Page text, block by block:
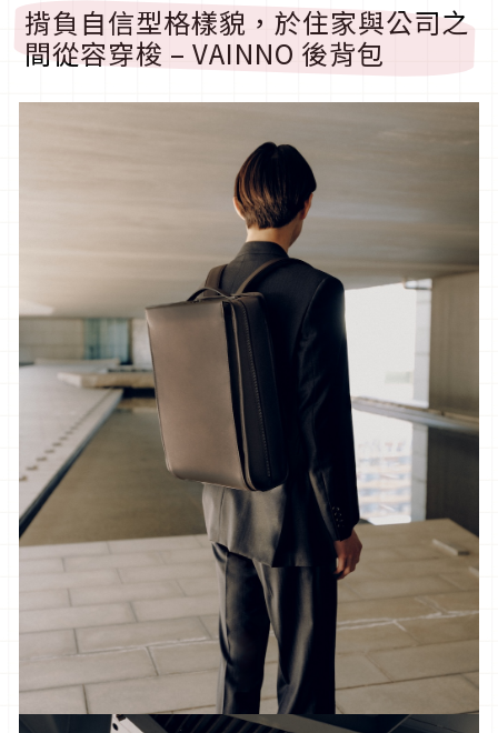
揹負自信型格樣貌，於住家與公司之
間從容穿梭 – VAINNO 後背包